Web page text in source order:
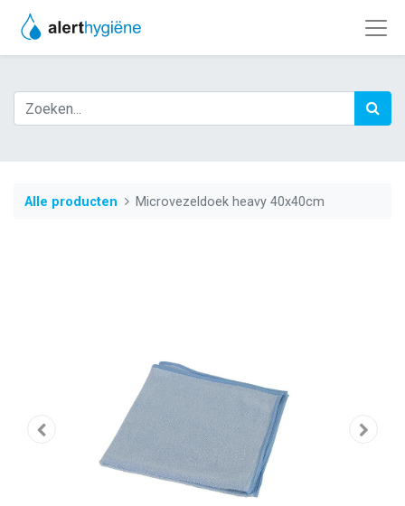
Alle producten Microvezeldoek heavy 40x40cm